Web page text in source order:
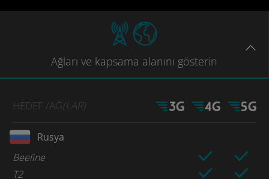
Ağları ve kapsama alanını gösterin
HEDEF /AĞ(LAR)
Rusya
Beeline
T2